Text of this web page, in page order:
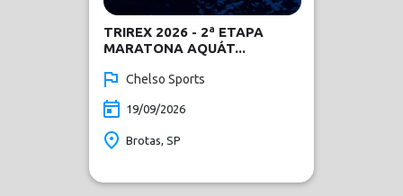
TRIREX 2026 - 2ª ETAPA
MARATONA AQUÁT...
Chelso Sports
19/09/2026
Brotas, SP